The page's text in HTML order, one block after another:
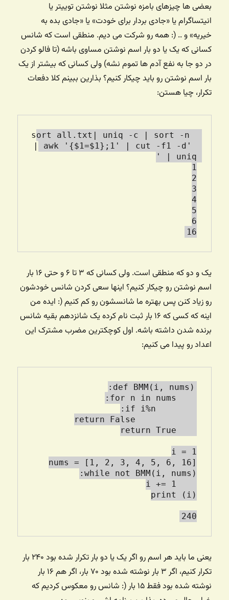
بعضی ها چیزهای بامزه نوشتن مثلا نوشتن توییتر یا
انیتساگرام یا «جادی بردار برای خودت» یا «جادی بده به
خیریه» و .. (: همه رو شرکت می دیم. منطقی است که شانس
کسانی که یک یا دو بار اسم نوشتن مساوی باشه (تا فالو کردن
در دو جا به نفع آدم ها تموم نشه) ولی کسانی که بیشتر از یک
بار اسم نوشتن رو باید چیکار کنیم؟ بذارین ببینم کلا دفعات
تکرار، چیا هستن:
sort all.txt| uniq -c | sort -n
| awk '{$1=$1};1' | cut -f1 -d'
16
یک و دو که منطقی است. ولی کسانی که ۳ تا ۶ و حتی ۱۶ بار
اسم نوشتن رو چیکار کنیم؟ اینها سعی کردن شانس خودشون
رو زیاد کنن پس بهتره ما شانسشون رو کم کنیم (: ایده من
اینه که کسی که ۱۶ بار ثبت نام کرده یک شانزدهم بقیه شانس
برنده شدن داشته باشه. اول کوچکترین مضرب مشترک این
اعداد رو پیدا می کنیم:
240
یعنی ما باید هر اسم رو اگر یک یا دو بار تکرار شده بود ۲۴۰ بار
تکرار کنیم، اگر ۳ بار نوشته شده بود ۷۰ بار، اگر هم ۱۶ بار
نوشته شده بود فقط ۱۵ بار (: شانس رو معکوس کردیم که